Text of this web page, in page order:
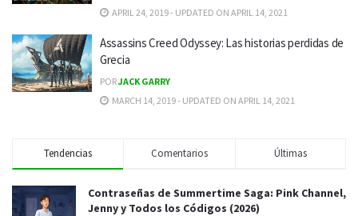
APRIL 24, 2019 - UPDATED ON APRIL 14, 2021
Assassins Creed Odyssey: Las historias perdidas de
Grecia
PORJACK GARRY
MARCH 14, 2019 - UPDATED ON APRIL 14, 2021
Tendencias Comentarios Últimas
Contraseñas de Summertime Saga: Pink Channel,
Jenny y Todos los Códigos (2026)